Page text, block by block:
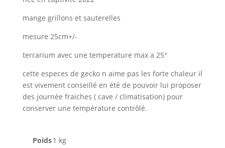
mange grillons et sauterelles
mesure 25cm+/-
terrarium avec une temperature max a 25°
cette especes de gecko n aime pas les forte chaleur il
est vivement conseillé en été de pouvoir lui proposer
des journée fraiches ( cave / climatisation) pour
conserver une température contrôlé.
Poids1 kg